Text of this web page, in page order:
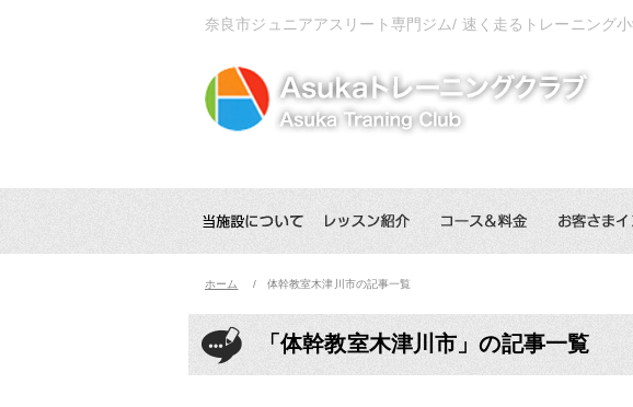
奈良市ジュニアアスリート専門ジム/ 速く走るトレーニング
ホーム 体幹教室木津川市の記事一覧
「体幹教室木津川市」の記事一覧